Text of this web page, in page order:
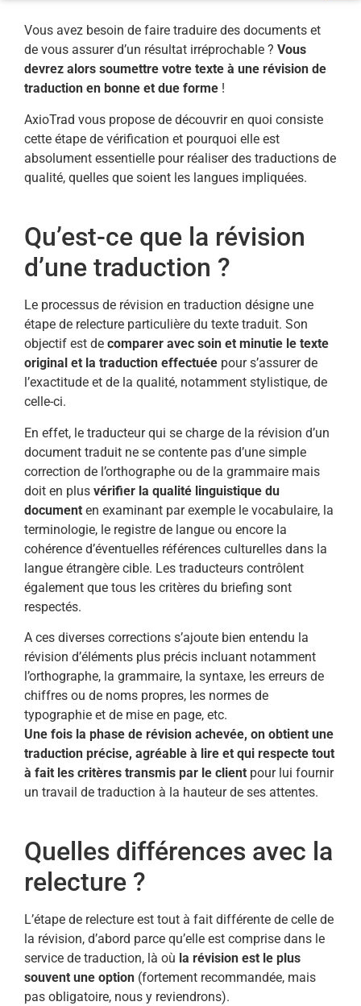
Vous avez besoin de faire traduire des documents et
de vous assurer d’un résultat irréprochable ? Vous
devrez alors soumettre votre texte à une révision de
traduction en bonne et due forme !
AxioTrad vous propose de découvrir en quoi consiste
cette étape de vérification et pourquoi elle est
absolument essentielle pour réaliser des traductions de
qualité, quelles que soient les langues impliquées.
Qu’est-ce que la révision
d’une traduction ?
Le processus de révision en traduction désigne une
étape de relecture particulière du texte traduit. Son
objectif est de comparer avec soin et minutie le texte
original et la traduction effectuée pour s’assurer de
l’exactitude et de la qualité, notamment stylistique, de
celle-ci.
En effet, le traducteur qui se charge de la révision d’un
document traduit ne se contente pas d’une simple
correction de l’orthographe ou de la grammaire mais
doit en plus vérifier la qualité linguistique du
document en examinant par exemple le vocabulaire, la
terminologie, le registre de langue ou encore la
cohérence d’éventuelles références culturelles dans la
langue étrangère cible. Les traducteurs contrôlent
également que tous les critères du briefing sont
respectés.
A ces diverses corrections s’ajoute bien entendu la
révision d’éléments plus précis incluant notamment
l’orthographe, la grammaire, la syntaxe, les erreurs de
chiffres ou de noms propres, les normes de
typographie et de mise en page, etc.
Une fois la phase de révision achevée, on obtient une
traduction précise, agréable à lire et qui respecte tout
à fait les critères transmis par le client pour lui fournir
un travail de traduction à la hauteur de ses attentes.
Quelles différences avec la
relecture ?
L’étape de relecture est tout à fait différente de celle de
la révision, d’abord parce qu’elle est comprise dans le
service de traduction, là où la révision est le plus
souvent une option (fortement recommandée, mais
pas obligatoire, nous y reviendrons).